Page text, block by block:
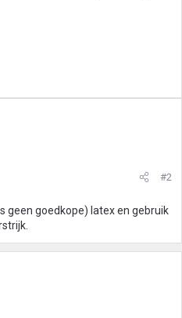
#2
geen goedkope) latex en gebruik